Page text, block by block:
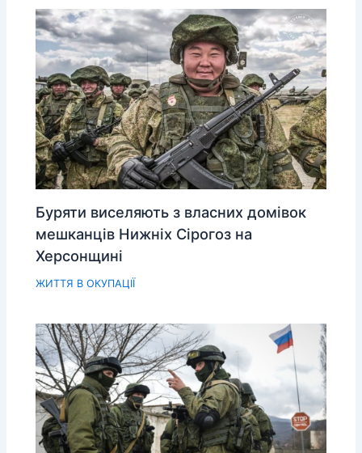
Буряти виселяють з власних домівок
мешканців Нижніх Сірогоз на
Херсонщині
ЖИТТЯ В ОКУПАЦІЇ